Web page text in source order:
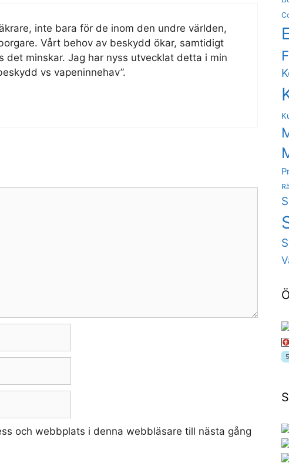
inte bara för de inom den undre världen,
Vårt behov av beskydd ökar, samtidigt
det minskar. Jag har nyss utvecklat detta i min
vs vapeninnehav”.
och webbplats i denna webbläsare till nästa gång